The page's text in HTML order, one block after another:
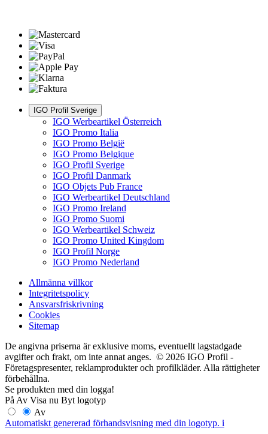
IGO Profil Sverige
IGO Werbeartikel Österreich
IGO Promo Italia
IGO Promo België
IGO Promo Belgique
IGO Profil Sverige
IGO Profil Danmark
IGO Objets Pub France
IGO Werbeartikel Deutschland
IGO Promo Ireland
IGO Promo Suomi
IGO Werbeartikel Schweiz
IGO Promo United Kingdom
IGO Profil Norge
IGO Promo Nederland
Allmänna villkor
Integritetspolicy
Ansvarsfriskrivning
Cookies
Sitemap
De angivna priserna är exklusive moms, eventuellt lagstadgade
avgifter och frakt, om inte annat anges. © 2026 IGO Profil -
Företagspresenter, reklamprodukter och profilkläder. Alla rättigheter
förbehållna.
Se produkten med din logga!
På Av Visa nu Byt logotyp
Av
Automatiskt genererad förhandsvisning med din logotyp. i